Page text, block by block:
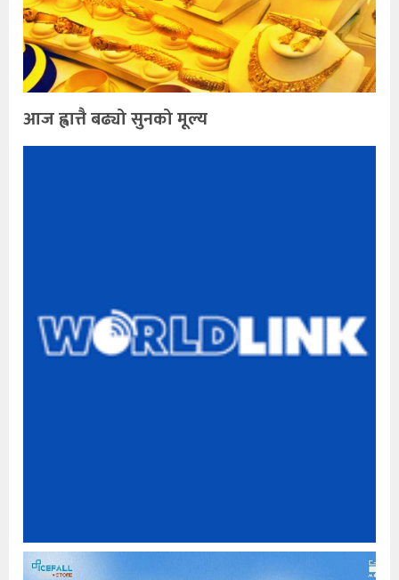
आज ह्वात्तै बढ्यो सुनको मूल्य